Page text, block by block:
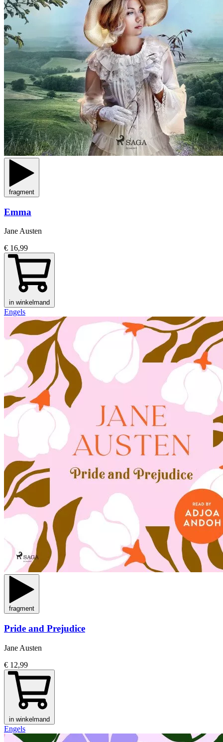
fragment
Emma
Jane Austen
€ 16,99
in winkelmand
Engels
fragment
Pride and Prejudice
Jane Austen
€ 12,99
in winkelmand
Engels